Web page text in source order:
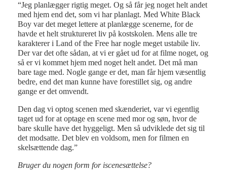
“Jeg planlægger rigtig meget. Og så får jeg noget helt andet
med hjem end det, som vi har planlagt. Med White Black
Boy var det meget lettere at planlægge scenerne, for de
havde et helt struktureret liv på kostskolen. Mens alle tre
karakterer i Land of the Free har nogle meget ustabile liv.
Der var det ofte sådan, at vi er gået ud for at filme noget, og
så er vi kommet hjem med noget helt andet. Det må man
bare tage med. Nogle gange er det, man får hjem væsentlig
bedre, end det man kunne have forestillet sig, og andre
gange er det omvendt.
Den dag vi optog scenen med skænderiet, var vi egentlig
taget ud for at optage en scene med mor og søn, hvor de
bare skulle have det hyggeligt. Men så udviklede det sig til
det modsatte. Det blev en voldsom, men for filmen en
skelsættende dag.”
Bruger du nogen form for iscenesættelse?